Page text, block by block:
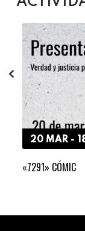
20 MAR -
«7291» CÓMIC